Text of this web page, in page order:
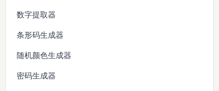
数字提取器
条形码生成器
随机颜色生成器
密码生成器